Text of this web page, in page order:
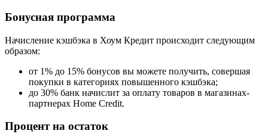
Бонусная программа
Начисление кэшбэка в Хоум Кредит происходит следующим
образом:
от 1% до 15% бонусов вы можете получить, совершая
покупки в категориях повышенного кэшбэка;
до 30% банк начислит за оплату товаров в магазинах-
партнерах Home Credit.
Процент на остаток